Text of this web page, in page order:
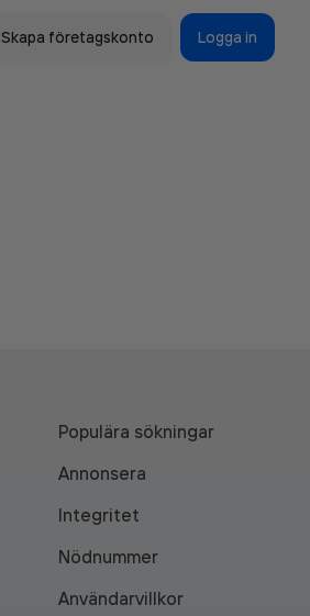
Skapa företagskonto Logga in
Populära sökningar
Annonsera
Integritet
Nödnummer
Användarvillkor